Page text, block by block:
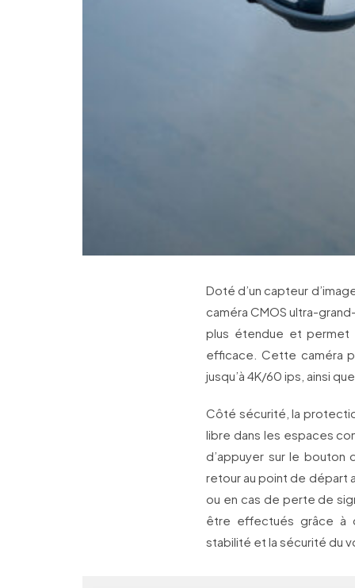
Doté d’un capteur
caméra CMOS ultra-
plus étendue et permet
efficace. Cette caméra
jusqu’à 4K/60 ips, ainsi
Côté sécurité, la
libre dans les espaces
d’appuyer sur le bouton
retour au point de départ
ou en cas de perte de
être effectués grâce à
stabilité et la sécurité du